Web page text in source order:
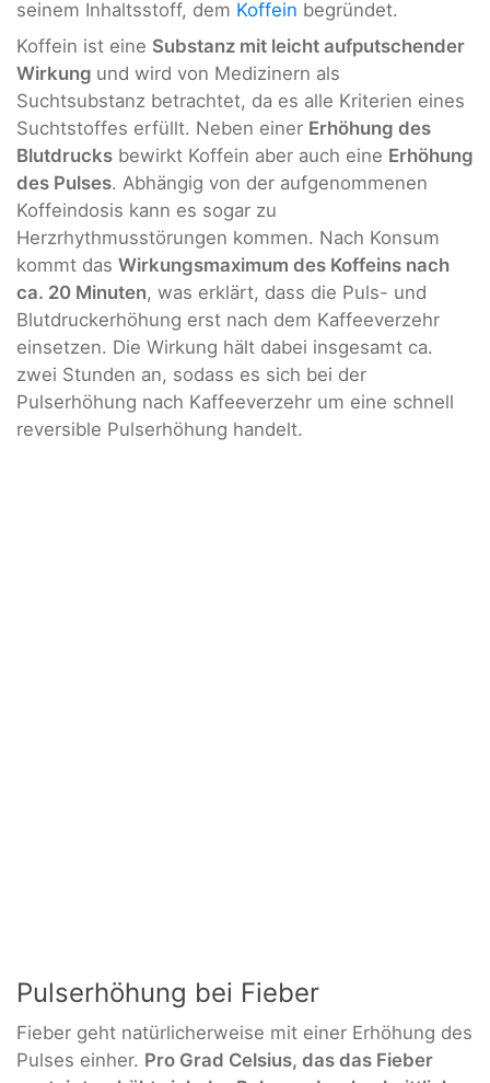
seinem Inhaltsstoff, dem Koffein begründet.
Koffein ist eine Substanz mit leicht aufputschender
Wirkung und wird von Medizinern als
Suchtsubstanz betrachtet, da es alle Kriterien eines
Suchtstoffes erfüllt. Neben einer Erhöhung des
Blutdrucks bewirkt Koffein aber auch eine Erhöhung
des Pulses. Abhängig von der aufgenommenen
Koffeindosis kann es sogar zu
Herzrhythmusstörungen kommen. Nach Konsum
kommt das Wirkungsmaximum des Koffeins nach
ca. 20 Minuten, was erklärt, dass die Puls- und
Blutdruckerhöhung erst nach dem Kaffeeverzehr
einsetzen. Die Wirkung hält dabei insgesamt ca.
zwei Stunden an, sodass es sich bei der
Pulserhöhung nach Kaffeeverzehr um eine schnell
reversible Pulserhöhung handelt.
Pulserhöhung bei Fieber
Fieber geht natürlicherweise mit einer Erhöhung des
Pulses einher. Pro Grad Celsius, das das Fieber